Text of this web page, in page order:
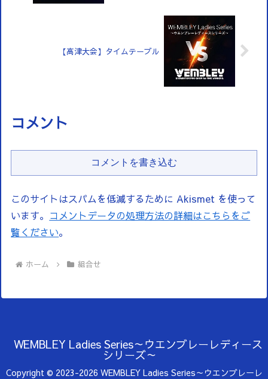
【高津大会】タイムテーブル
コメント
コメントを書き込む
このサイトはスパムを低減するために Akismet を使って
います。 コメントデータの処理方法の詳細はこちらをご
覧ください。
ホーム 組合せ
WEMBLEY Ladies Series～ウエンブレーレディース
シリーズ～
Copyright © 2023-2026 WEMBLEY Ladies Series～ウエンブレーレ